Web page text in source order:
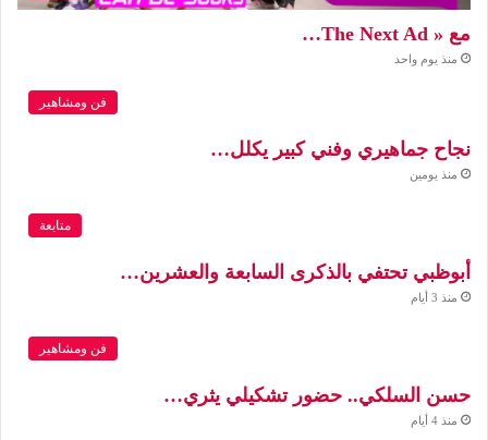
مع « The Next Ad…
منذ يوم واحد
فن ومشاهير
نجاح جماهيري وفني كبير يكلل…
منذ يومين
متابعة
أبوظبي تحتفي بالذكرى السابعة والعشرين…
منذ 3 أيام
فن ومشاهير
حسن السلكي.. حضور تشكيلي يثري…
منذ 4 أيام